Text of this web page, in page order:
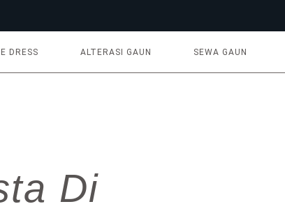
DRESS ALTERASI GAUN SEWA GAUN
Di